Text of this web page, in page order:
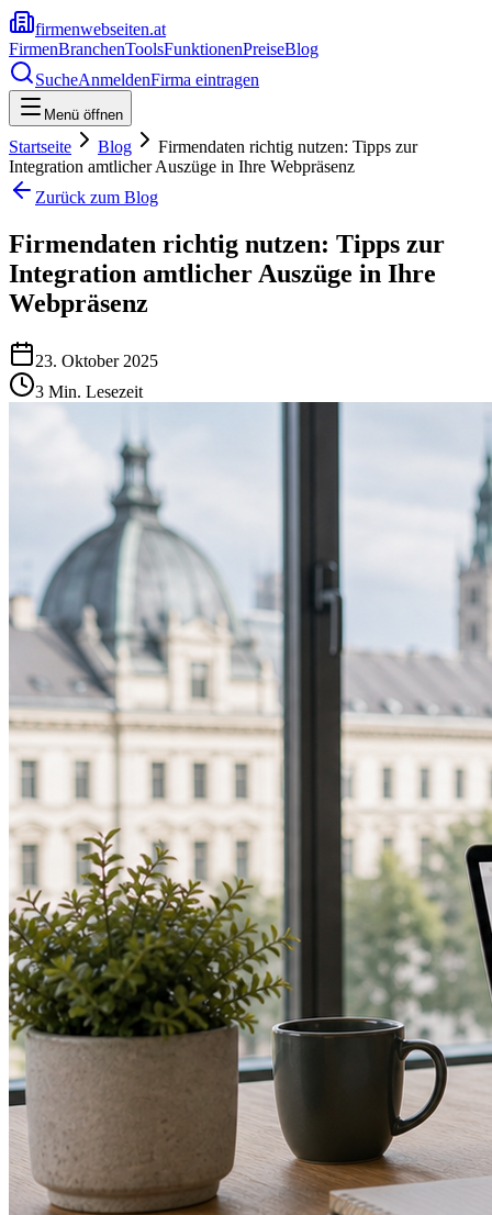
firmenwebseiten.at
FirmenBranchenToolsFunktionenPreiseBlog
SucheAnmeldenFirma eintragen
Menü öffnen
Startseite Blog
Firmendaten richtig nutzen: Tipps zur
Integration amtlicher Auszüge in Ihre Webpräsenz
Zurück zum Blog
Firmendaten richtig nutzen: Tipps zur
Integration amtlicher Auszüge in Ihre
Webpräsenz
23. Oktober 2025
3 Min. Lesezeit